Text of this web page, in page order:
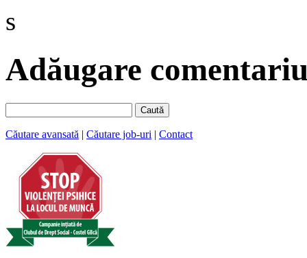
s
Adăugare
Caută
Căutare avansată | Căutare job-uri | Contact